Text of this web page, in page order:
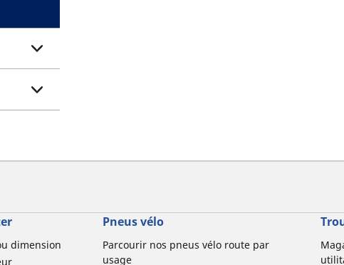
dimension
Pneus vélo
Parcourir nos pneus vélo route par
usage